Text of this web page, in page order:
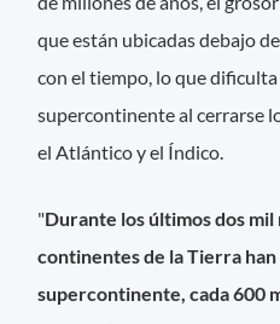
que están ubicadas debajo
con el tiempo, lo que
supercontinente al cerrarse
el Atlántico y el Índico.
"Durante los últimos dos mil
continentes de la Tierra
supercontinente, cada 600